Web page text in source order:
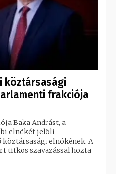
köztársasági
frakciója
Baka Andrást, a
elnökét jelöli
elnökének. A
titkos szavazással hozta